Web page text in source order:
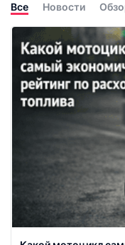
Все Новости